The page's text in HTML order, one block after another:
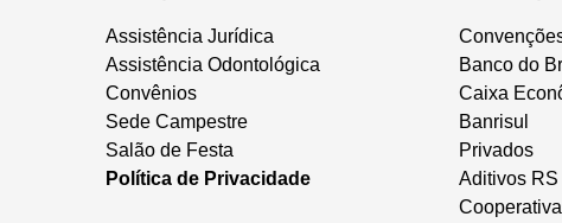
Assistência Jurídica
Assistência Odontológica
Convênios
Sede Campestre
Salão de Festa
Política de Privacidade
Banco do
Caixa
Banrisul
Privados
Aditivos RS